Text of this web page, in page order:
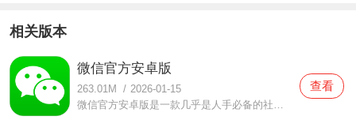
相关版本
微信官方安卓版
263.01M / 2026-01-15
微信官方安卓版是一款几乎是人手必备的社交软件，微信官方安卓版这款软件当中的聊天工具有很多，还支持多种聊天方式，无论你想要怎么样的聊天互动都可以满足，无论是谁都可以在朋友圈分享自己的动态让更多的小伙伴可以更加积极的跟你聊天互动起来，大家都非常喜欢这样类型
查看